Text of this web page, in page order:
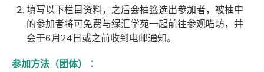
填写以下栏目资料，之后会抽籤选出参加者，被抽中
的参加者将可免费与绿汇学苑一起前往参观喵坊，并
会于6月24日或之前收到电邮通知。
参加方法（团体）︰